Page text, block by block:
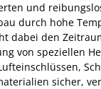
und
durch hohe
dabei den
von speziellen
sicher,